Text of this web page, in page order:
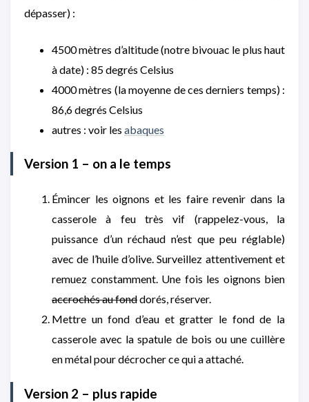
dépasser) :
4500 mètres d’altitude (notre bivouac le plus haut
à date) : 85 degrés Celsius
4000 mètres (la moyenne de ces derniers temps) :
86,6 degrés Celsius
autres : voir les abaques
Version 1 – on a le temps
Émincer les oignons et les faire revenir dans la
casserole à feu très vif (rappelez-vous, la
puissance d’un réchaud n’est que peu réglable)
avec de l’huile d’olive. Surveillez attentivement et
remuez constamment. Une fois les oignons bien
accrochés au fonddorés, réserver.
Mettre un fond d’eau et gratter le fond de la
casserole avec la spatule de bois ou une cuillère
en métal pour décrocher ce qui a attaché.
Version 2 – plus rapide